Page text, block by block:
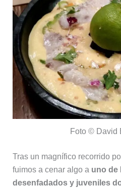
Foto © David
Tras un magnífico recorrido
fuimos a cenar algo a uno de
desenfadados y juveniles